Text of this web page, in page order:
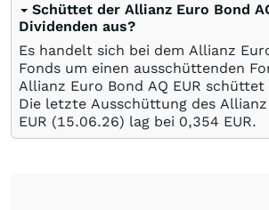
Schüttet der Allianz Euro Bond
Dividenden aus?
Es handelt sich bei dem Allianz
Fonds um einen ausschüttenden
Allianz Euro Bond AQ EUR schüttet
Die letzte Ausschüttung des Allianz
EUR (15.06.26) lag bei 0,354 EUR.